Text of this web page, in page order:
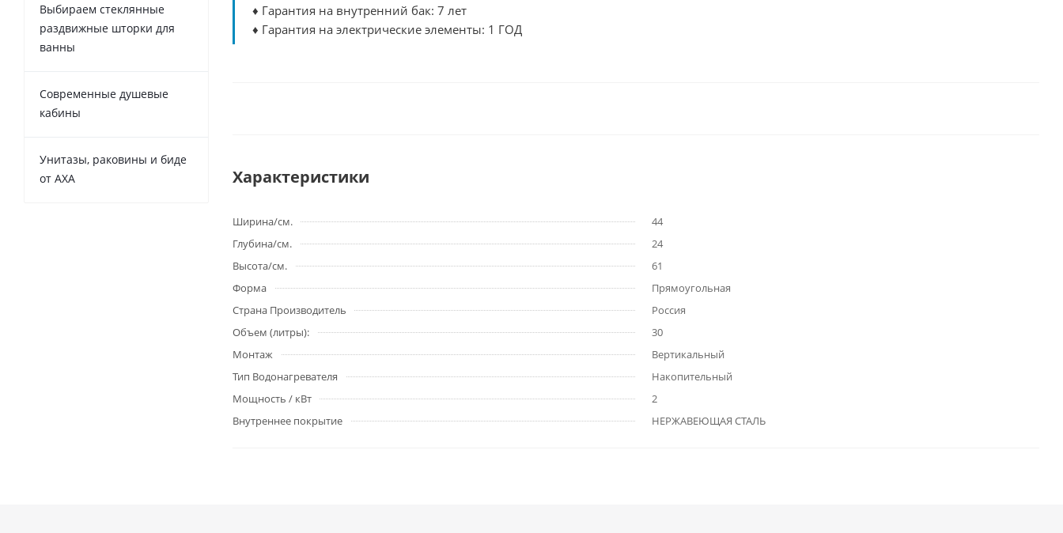
♦ Гарантия на внутренний бак: 7 лет
♦ Гарантия на электрические элементы: 1 ГОД
Характеристики
Ширина/см.
44
Глубина/см.
24
Высота/см.
61
Форма
Прямоугольная
Страна Производитель
Россия
Объем (литры):
30
Монтаж
Вертикальный
Тип Водонагревателя
Накопительный
Мощность / кВт
2
Внутреннее покрытие
НЕРЖАВЕЮЩАЯ СТАЛЬ
Выбираем стеклянные
раздвижные шторки для
ванны
Современные душевые
кабины
Унитазы, раковины и биде
от AXA